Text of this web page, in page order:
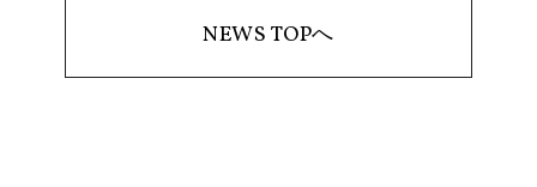
NEWS TOPへ